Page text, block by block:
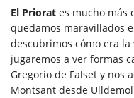
El Priorat es mucho más
quedamos maravillados
descubrimos cómo era
jugaremos a ver formas
Gregorio de Falset y nos
Montsant desde